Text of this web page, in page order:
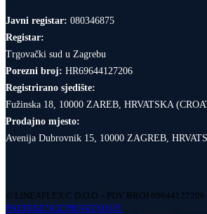
Javni registar: 080346875
Registar:
Trgovački sud u Zagrebu
Porezni broj: HR69644127206
Registrirano sjedište:
Fužinska 18, 10000 ZAREB, HRVATSKA
Prodajno mjesto:
Avenija Dubrovnik 15, 10000 ZAGREB,
© LINEAFLEX C D.O.O. - PDV BROJ 69644127206
PREFERENCE PRIVATNOSTI